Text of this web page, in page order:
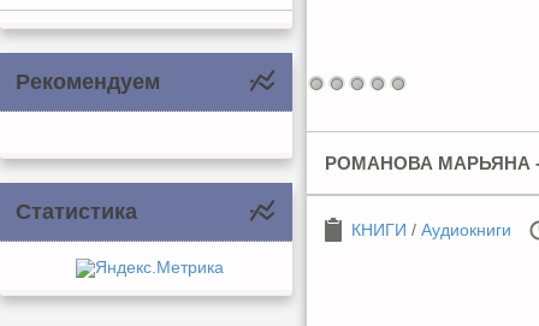
Рекомендуем
Статистика
РОМАНОВА МАРЬЯНА
КНИГИ / Аудиокниги